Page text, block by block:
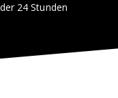
24 Stunden